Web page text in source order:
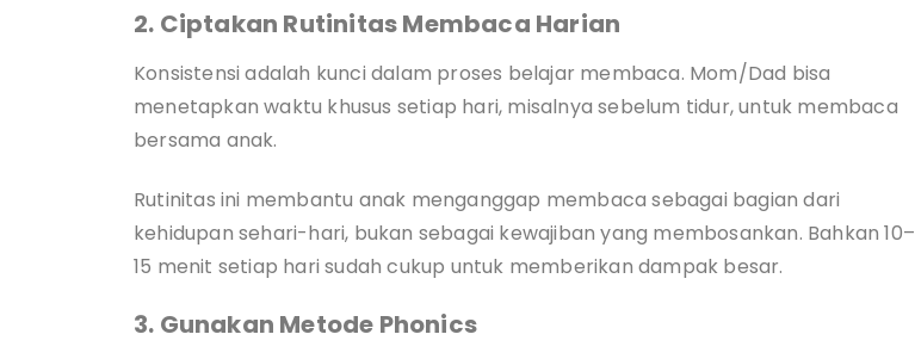
2. Ciptakan Rutinitas Membaca Harian
Konsistensi adalah kunci dalam proses belajar membaca. Mom/Dad bisa
menetapkan waktu khusus setiap hari, misalnya sebelum tidur, untuk membaca
bersama anak.
Rutinitas ini membantu anak menganggap membaca sebagai bagian dari
kehidupan sehari-hari, bukan sebagai kewajiban yang membosankan. Bahkan 10–
15 menit setiap hari sudah cukup untuk memberikan dampak besar.
3. Gunakan Metode Phonics